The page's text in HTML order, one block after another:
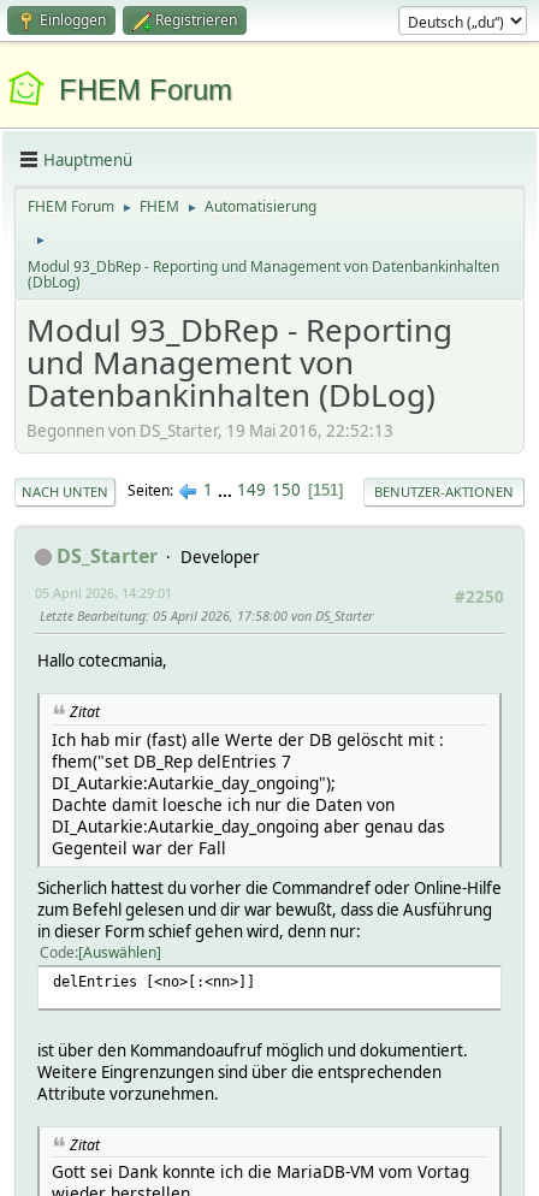
Einloggen Registrieren
FHEM Forum
Hauptmenü
FHEM Forum ► FHEM ► Automatisierung
►
Modul 93_DbRep - Reporting und Management von Datenbankinhalten
(DbLog)
Modul 93_DbRep - Reporting
und Management von
Datenbankinhalten (DbLog)
Begonnen von DS_Starter, 19 Mai 2016, 22:52:13
NACH UNTEN Seiten 1 ... 149 150 151 BENUTZER-AKTIONEN
DS_Starter
Developer
#2250
05 April 2026, 14:29:01
Letzte Bearbeitung: 05 April 2026, 17:58:00 von DS_Starter
Hallo cotecmania,
Zitat
Ich hab mir (fast) alle Werte der DB gelöscht mit :
fhem("set DB_Rep delEntries 7
DI_Autarkie:Autarkie_day_ongoing");
Dachte damit loesche ich nur die Daten von
DI_Autarkie:Autarkie_day_ongoing aber genau das
Gegenteil war der Fall
Sicherlich hattest du vorher die Commandref oder Online-Hilfe
zum Befehl gelesen und dir war bewußt, dass die Ausführung
in dieser Form schief gehen wird, denn nur:
Code Auswählen
delEntries [<no>[:<nn>]]
ist über den Kommandoaufruf möglich und dokumentiert.
Weitere Eingrenzungen sind über die entsprechenden
Attribute vorzunehmen.
Zitat
Gott sei Dank konnte ich die MariaDB-VM vom Vortag